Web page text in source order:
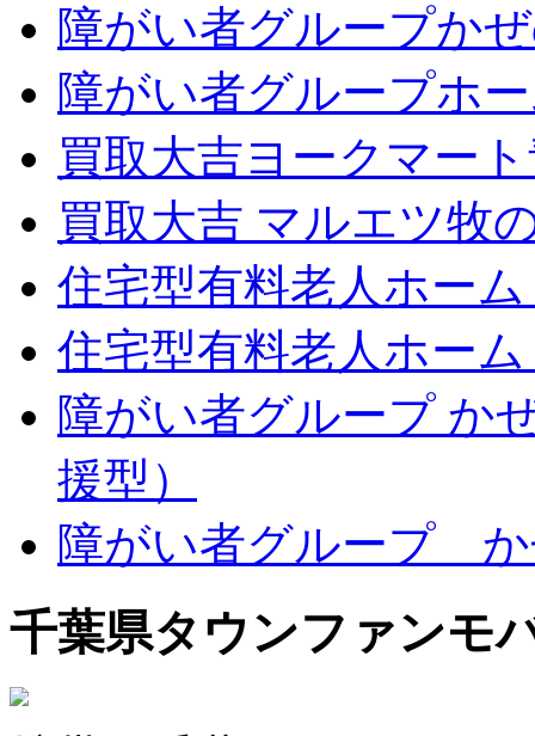
障がい者グループか
障がい者グループホ
買取大吉ヨークマー
買取大吉 マルエツ牧
住宅型有料老人ホー
住宅型有料老人ホー
障がい者グループ か
援型）
障がい者グループ か
千葉県タウンファンモ